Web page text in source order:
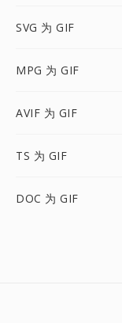
SVG 为 GIF
MPG 为 GIF
AVIF 为 GIF
TS 为 GIF
DOC 为 GIF